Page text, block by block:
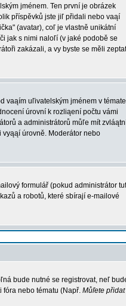
jménem. Ten první je obrázek
příspěvků jste jiľ přidali nebo vaąí
(avatar), coľ je vlastně unikátní
jak s nimi naloľí (v jaké podobě se
zakázali, a vy byste se měli
vaąím uľivatelským jménem v
úrovní k rozliąení počtu vámi
a administrátorů můľe mít
úrovně. Moderátor nebo
formulář (pokud administrátor
a robotů, které sbírají e-mailové
bude nutné se registrovat, neľ
fóra nebo tématu (Např. Můľete přidat